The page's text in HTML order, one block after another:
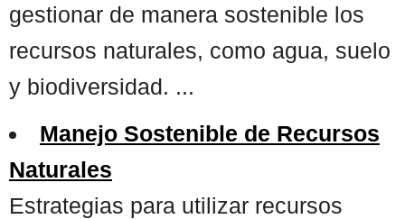
gestionar de manera sostenible los
recursos naturales, como agua, suelo
y biodiversidad. ...
Manejo Sostenible de Recursos
Naturales
Estrategias para utilizar recursos